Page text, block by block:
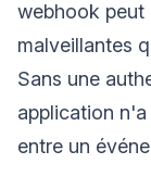
webhook peut
malveillantes
Sans une
application
entre un